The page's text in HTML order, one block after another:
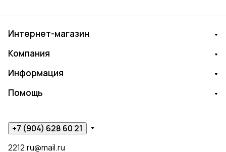
Интернет-магазин
Компания
Информация
Помощь
+7 (904) 628 60 21
2212.ru@mail.ru